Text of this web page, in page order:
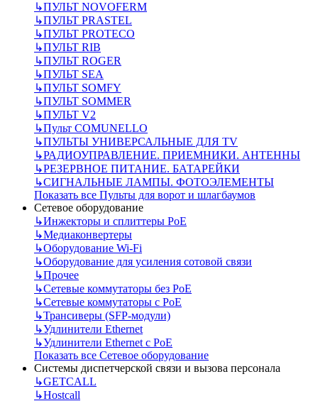
↳ПУЛЬТ NOVOFERM
↳ПУЛЬТ PRASTEL
↳ПУЛЬТ PROTECO
↳ПУЛЬТ RIB
↳ПУЛЬТ ROGER
↳ПУЛЬТ SEA
↳ПУЛЬТ SOMFY
↳ПУЛЬТ SOMMER
↳ПУЛЬТ V2
↳Пульт СOMUNELLO
↳ПУЛЬТЫ УНИВЕРСАЛЬНЫЕ ДЛЯ TV
↳РАДИОУПРАВЛЕНИЕ. ПРИЕМНИКИ. АНТЕННЫ
↳РЕЗЕРВНОЕ ПИТАНИЕ. БАТАРЕЙКИ
↳СИГНАЛЬНЫЕ ЛАМПЫ. ФОТОЭЛЕМЕНТЫ
Показать все Пульты для ворот и шлагбаумов
Сетевое оборудование
↳Инжекторы и сплиттеры РоЕ
↳Медиаконвертеры
↳Оборудование Wi-Fi
↳Оборудование для усиления сотовой связи
↳Прочее
↳Сетевые коммутаторы без РоЕ
↳Сетевые коммутаторы с РоЕ
↳Трансиверы (SFP-модули)
↳Удлинители Ethernet
↳Удлинители Ethernet с PoE
Показать все Сетевое оборудование
Системы диспетчерской связи и вызова персонала
↳GETCALL
↳Hostcall